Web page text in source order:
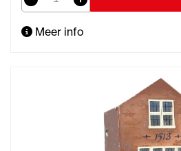
Meer info